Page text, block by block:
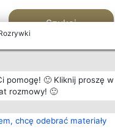
pomogę! 🙂 Kliknij proszę w
rozmowy! 🙂
chcę odebrać materiały
Szukaj
z o.
Plebiscyt
Laureaci